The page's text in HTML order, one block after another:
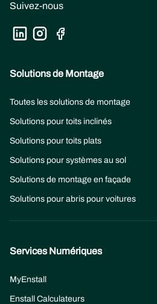
Suivez-nous
Solutions de Montage
Toutes les solutions de montage
Solutions pour toits inclinés
Solutions pour toits plats
Solutions pour systèmes au sol
Solutions de montage en façade
Solutions pour abris pour voitures
Services Numériques
MyEnstall
Enstall Calculateurs